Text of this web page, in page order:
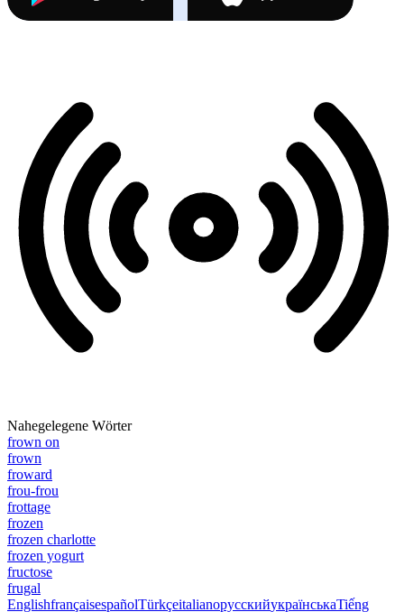
Nahegelegene Wörter
frown on
frown
froward
frou-frou
frottage
frozen
frozen charlotte
frozen yogurt
fructose
frugal
EnglishfrançaisespañolTürkçeitalianoрусскийукраїнськаTiếng